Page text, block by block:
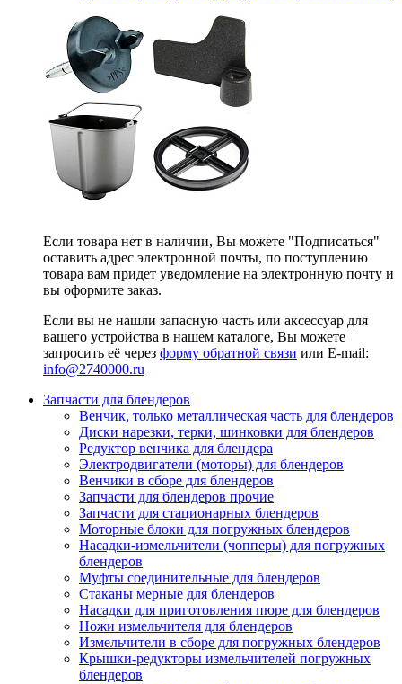
Если товара нет в наличии, Вы можете "Подписаться"
оставить адрес электронной почты, по поступлению
товара вам придет уведомление на электронную почту и
вы оформите заказ.
Если вы не нашли запасную часть или аксессуар для
вашего устройства в нашем каталоге, Вы можете
запросить её через форму обратной связи или E-mail:
info@2740000.ru
Запчасти для блендеров
Венчик, только металлическая часть для блендеров
Диски нарезки, терки, шинковки для блендеров
Редуктор венчика для блендера
Электродвигатели (моторы) для блендеров
Венчики в сборе для блендеров
Запчасти для блендеров прочие
Запчасти для стационарных блендеров
Моторные блоки для погружных блендеров
Насадки-измельчители (чопперы) для погружных
блендеров
Муфты соединительные для блендеров
Стаканы мерные для блендеров
Насадки для приготовления пюре для блендеров
Ножи измельчителя для блендеров
Измельчители в сборе для погружных блендеров
Крышки-редукторы измельчителей погружных
блендеров